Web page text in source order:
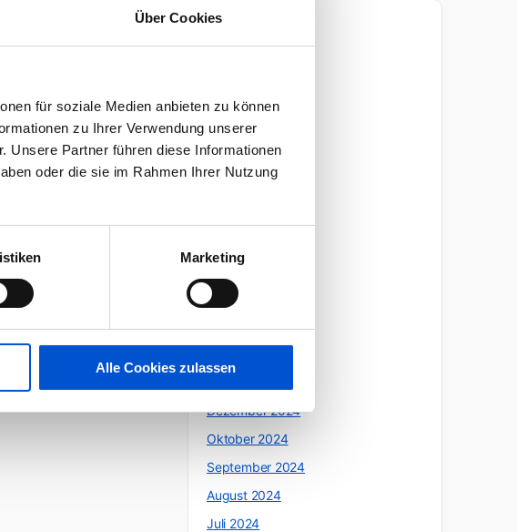
Über Cookies
für soziale Medien anbieten zu können
zu Ihrer Verwendung unserer
Unsere Partner führen diese Informationen
oder die sie im Rahmen Ihrer Nutzung
Marketing
Alle Cookies zulassen
April 2026
März 2026
November 2025
Oktober 2025
Mai 2025
April 2025
März 2025
Dezember 2024
Oktober 2024
September 2024
August 2024
Juli 2024